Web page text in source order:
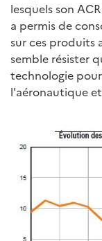
lesquels son
a permis de
sur ces produits
semble résister
technologie pour
l'aéronautique